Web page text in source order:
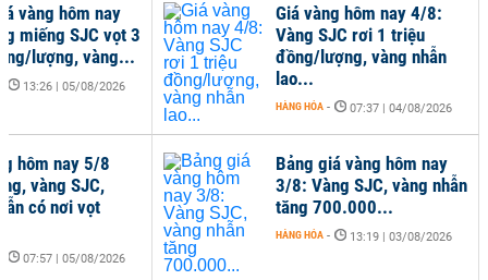
vàng hôm nay
miếng SJC vọt 3
lượng, vàng...
13:26 | 05/08/2026
hôm nay 5/8
vàng SJC,
có nơi vọt
07:57 | 05/08/2026
Giá vàng hôm nay 4/8:
Vàng SJC rơi 1 triệu
đồng/lượng, vàng nhẫn
lao...
HÀNG HÓA - 07:37 | 04/08/2026
Bảng giá vàng hôm nay
3/8: Vàng SJC, vàng nhẫn
tăng 700.000...
HÀNG HÓA - 13:19 | 03/08/2026